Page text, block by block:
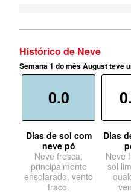
Histórico de Neve
Semana 1 do mês August teve
0.0
Dias de sol com
neve pó
Neve fresca,
principalmente
ensolarado, vento
fraco.
Dias
Neve
sol